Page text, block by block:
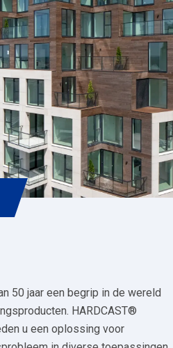
50 jaar een begrip in de wereld
HARDCAST®
u een oplossing voor